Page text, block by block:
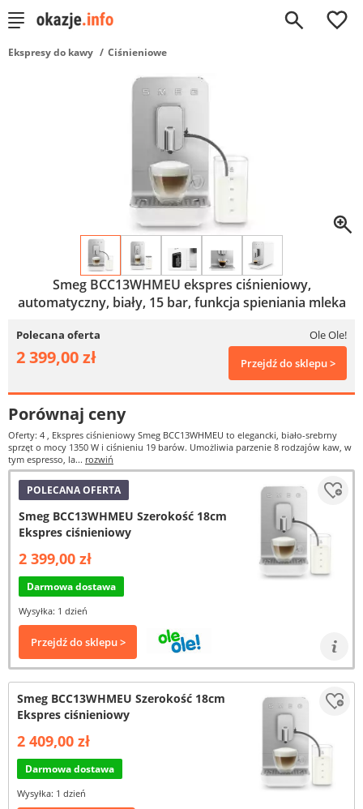
0
Ekspresy do kawy Ciśnieniowe
Smeg BCC13WHMEU ekspres ciśnieniowy,
automatyczny, biały, 15 bar, funkcja spieniania mleka
Polecana oferta Ole Ole!
2 399,00 zł Przejdź do sklepu >
Porównaj ceny
Oferty: 4 , Ekspres ciśnieniowy Smeg BCC13WHMEU to elegancki, biało-srebrny
sprzęt o mocy 1350 W i ciśnieniu 19 barów. Umożliwia parzenie 8 rodzajów kaw, w
tym espresso, la... rozwiń
POLECANA OFERTA
Smeg BCC13WHMEU Szerokość 18cm
Ekspres ciśnieniowy
2 399,00 zł
Darmowa dostawa
Wysyłka: 1 dzień
Przejdź do sklepu >
Smeg BCC13WHMEU Szerokość 18cm
Ekspres ciśnieniowy
2 409,00 zł
Darmowa dostawa
Wysyłka: 1 dzień